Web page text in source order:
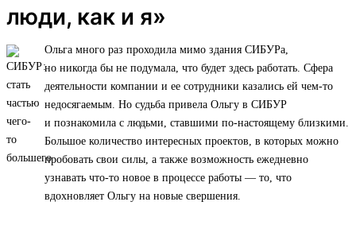
люди, как и я»
Ольга много раз проходила мимо здания СИБУРа,
но никогда бы не подумала, что будет здесь работать. Сфера
деятельности компании и ее сотрудники казались ей чем-то
недосягаемым. Но судьба привела Ольгу в СИБУР
и познакомила с людьми, ставшими по-настоящему близкими.
Большое количество интересных проектов, в которых можно
пробовать свои силы, а также возможность ежедневно
узнавать что-то новое в процессе работы — то, что
вдохновляет Ольгу на новые свершения.